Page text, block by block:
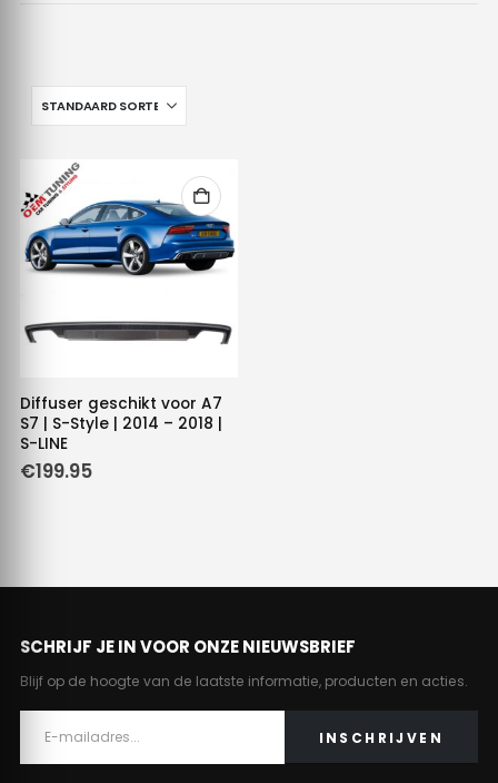
Diffuser geschikt voor A7
S7 | S-Style | 2014 – 2018 |
S-LINE
€199.95
SCHRIJF JE IN VOOR ONZE NIEUWSBRIEF
Blijf op de hoogte van de laatste informatie, producten en acties.